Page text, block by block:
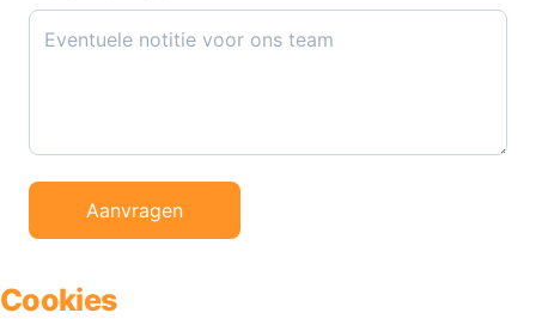
Aanvragen
Cookies